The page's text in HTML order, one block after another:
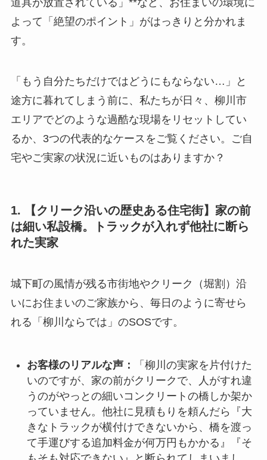
よって「絶望のポイント」がはっきりと分かれま
す。
「もう自分たちだけではどうにもならない…」と
途方に暮れてしまう前に、私たちが日々、柳川市
エリアでどのような過酷な現場をリセットしてい
るか、3つの代表的なケースをご覧ください。ご自
宅やご実家の状況に近いものはありますか？
1. 【クリーク沿いの歴史ある住宅街】家の前
は細い私設橋。トラックが入れず他社に断ら
れた実家
城下町の風情が残る市街地やクリーク（堀割）沿
いにお住まいのご家族から、毎日のように寄せら
れる「柳川ならでは」のSOSです。
お客様のリアルな声：
「柳川の実家を片付けた
いのですが、家の前がクリークで、人がすれ違
うのがやっとの細いコンクリートの橋しか架か
っていません。他社に見積もりを頼んだら『大
きなトラックが横付けできないから、橋を渡っ
て手運びする追加料金が何万円もかかる』『そ